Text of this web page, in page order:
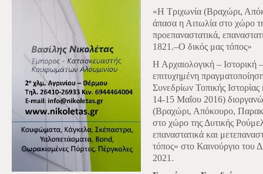
«Η Τριχωνία (Βραχώρι,
άπασα η Αιτωλία στο χώρο
προεπαναστατικά,
1821.–Ο δικός μας τόπος»
Η Αρχαιολογική – Ιστορική
επιτυχημένη
Συνεδρίων Τοπικής
14-15 Μαΐου 2016)
(Βραχώρι, Απόκουρο,
στο χώρο της Δυτικής
επαναστατικά και
τόπος» στο Καινούργιο του
2021.